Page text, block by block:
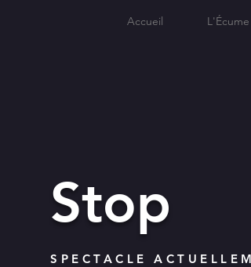
Stop
SPECTACLE
Accueil